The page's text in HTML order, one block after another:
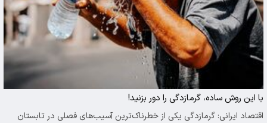
با این روش ساده، گرمازدگی را دور بزنید!
اقتصاد ایرانی: گرمازدگی یکی از خطرناک‌ترین آسیب‌های فصلی در تابستان